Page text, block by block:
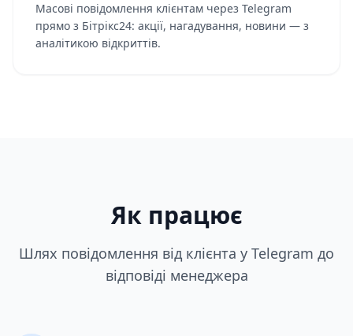
Масові повідомлення клієнтам через Telegram
прямо з Бітрікс24: акції, нагадування, новини — з
аналітикою відкриттів.
Як працює
Шлях повідомлення від клієнта у Telegram до
відповіді менеджера